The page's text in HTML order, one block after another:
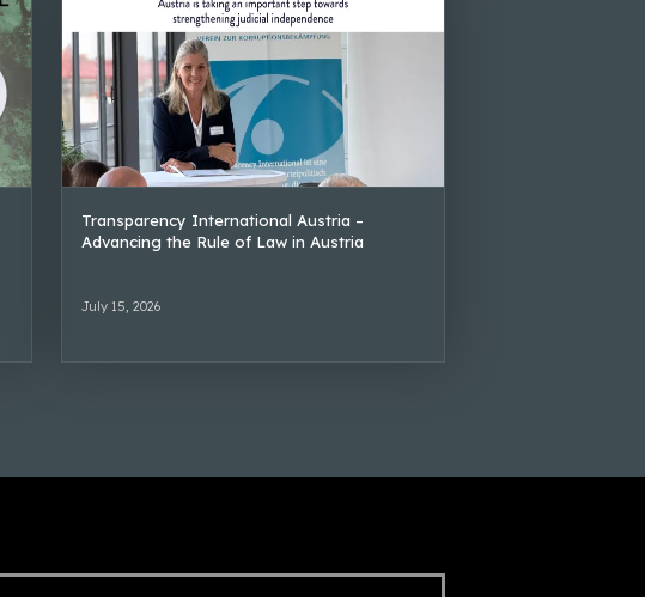
Transparency International Austria –
Advancing the Rule of Law in Austria
July 15, 2026